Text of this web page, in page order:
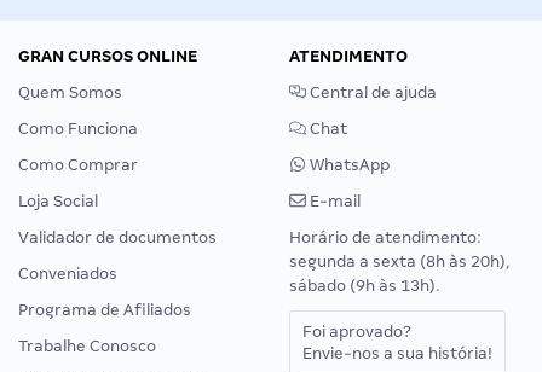
GRAN CURSOS ONLINE
Quem Somos
Como Funciona
Como Comprar
Loja Social
Validador de documentos
Conveniados
Programa de Afiliados
Trabalhe Conosco
ATENDIMENTO
Central de ajuda
Chat
WhatsApp
E-mail
Horário de atendimento:
segunda a sexta (8h às 20h),
sábado (9h às 13h).
Foi aprovado?
Envie-nos a sua história!